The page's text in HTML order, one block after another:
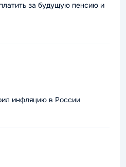
за будущую пенсию и
инфляцию в России